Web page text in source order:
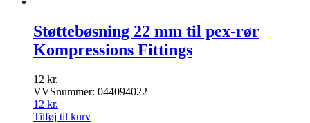
Støttebøsning 22 mm til pex-rør
Kompressions Fittings
12 kr.
VVSnummer: 044094022
12 kr.
Tilføj til kurv